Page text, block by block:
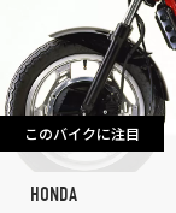
このバイクに注目
HONDA